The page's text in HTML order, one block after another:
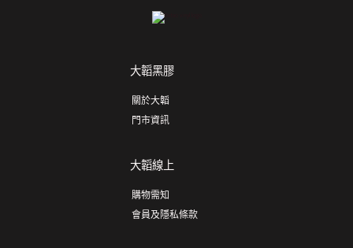
大韜黑膠
關於大韜
門市資訊
大韜線上
購物需知
會員及隱私條款